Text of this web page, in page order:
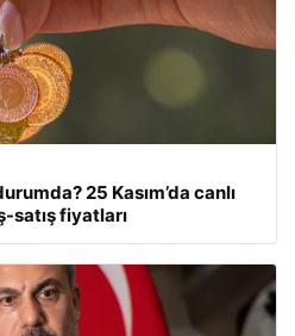
25 Kasım’da canlı
satış fiyatları